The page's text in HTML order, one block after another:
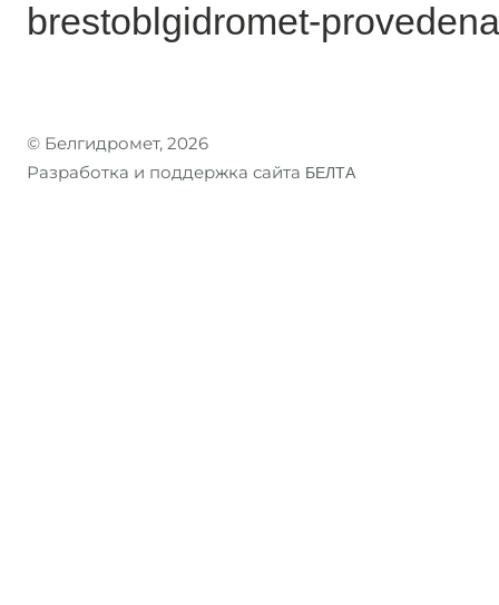
brestoblgidromet-
© Белгидромет, 2026
Разработка и поддержка сайта БЕЛТА